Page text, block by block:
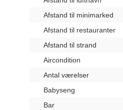
Afstand til minimarked
Afstand til restauranter
Afstand til strand
Aircondition
Antal værelser
Babyseng
Bar